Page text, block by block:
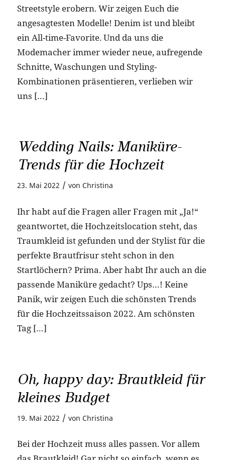
Streetstyle erobern. Wir zeigen Euch die
angesagtesten Modelle! Denim ist und bleibt
ein All-time-Favorite. Und da uns die
Modemacher immer wieder neue, aufregende
Schnitte, Waschungen und Styling-
Kombinationen präsentieren, verlieben wir
uns […]
Wedding Nails: Maniküre-
Trends für die Hochzeit
23. Mai 2022 / von Christina
Ihr habt auf die Fragen aller Fragen mit „Ja!“
geantwortet, die Hochzeitslocation steht, das
Traumkleid ist gefunden und der Stylist für die
perfekte Brautfrisur steht schon in den
Startlöchern? Prima. Aber habt Ihr auch an die
passende Maniküre gedacht? Ups…! Keine
Panik, wir zeigen Euch die schönsten Trends
für die Hochzeitssaison 2022. Am schönsten
Tag […]
Oh, happy day: Brautkleid für
kleines Budget
19. Mai 2022 / von Christina
Bei der Hochzeit muss alles passen. Vor allem